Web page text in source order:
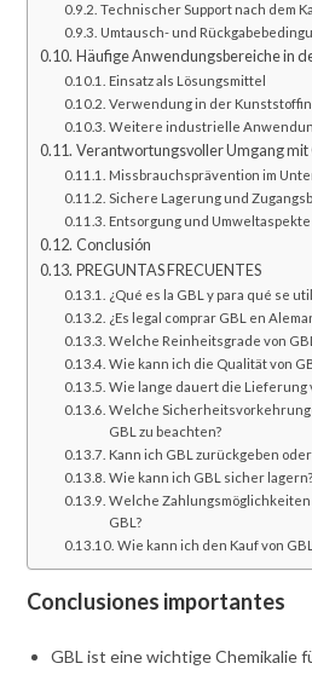
Technischer Support nach dem
Umtausch- und
Häufige Anwendungsbereiche in
Einsatz als Lösungsmittel
Verwendung in der
Weitere industrielle
Verantwortungsvoller Umgang mit
Missbrauchsprävention im
Sichere Lagerung und
Entsorgung und Umweltaspekte
Conclusión
PREGUNTAS FRECUENTES
¿Qué es la GBL y para qué se
¿Es legal comprar GBL en
Welche Reinheitsgrade von
Wie kann ich die Qualität von
Wie lange dauert die Lieferung
Welche
GBL zu beachten?
Kann ich GBL zurückgeben
Wie kann ich GBL sicher lagern?
Welche Zahlungsmöglichkeiten
GBL?
Wie kann ich den Kauf von
Conclusiones importantes
GBL ist eine wichtige Chemikalie